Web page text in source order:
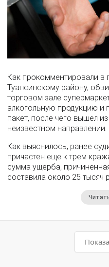
Как прокомментировали
Туапсинскому району,
торговом зале
алкогольную продукцию и
пакет, после чего вышел
неизвестном направлении.
Как выяснилось, ранее
причастен еще к трем
сумма ущерба,
составила около 25 тысяч